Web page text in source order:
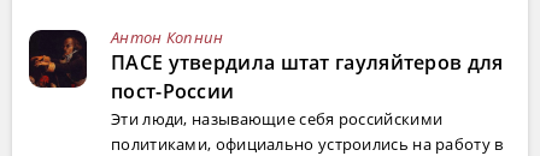
Антон Копнин
ПАСЕ утвердила штат гауляйтеров для
пост-России
Эти люди, называющие себя российскими
политиками, официально устроились на работу в